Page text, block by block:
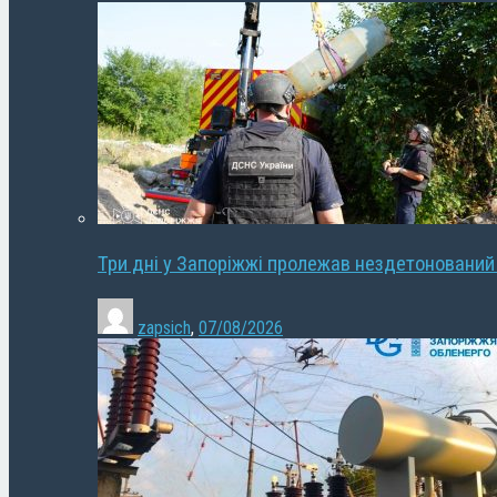
Три дні у Запоріжжі пролежав
zapsich, 07/08/2026